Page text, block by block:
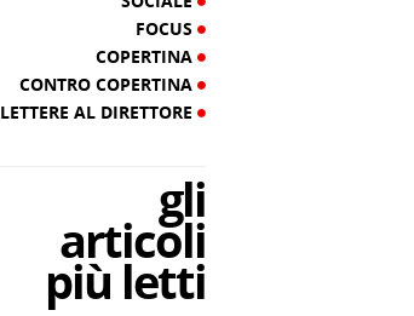
FOCUS
COPERTINA
CONTRO COPERTINA
LETTERE AL DIRETTORE
gli
articoli
più letti